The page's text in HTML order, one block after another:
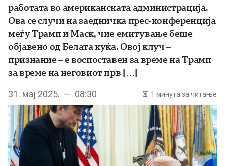
работата во американската администрација.
Ова се случи на заедничка прес-конференција
меѓу Трамп и Маск, чие емитување беше
објавено од Белата куќа. Овој клуч –
признание – е воспоставен за време на Трамп
за време на неговиот прв […]
31. мај 2025. — 08:30 1 минута за читање